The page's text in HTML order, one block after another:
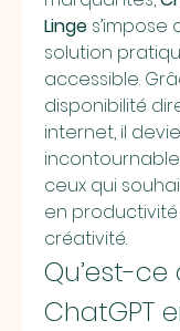
Linge s’impose
solution
accessible.
disponibilité
internet, il
ceux qui
en
créativité.
Qu’est-ce
ChatGPT